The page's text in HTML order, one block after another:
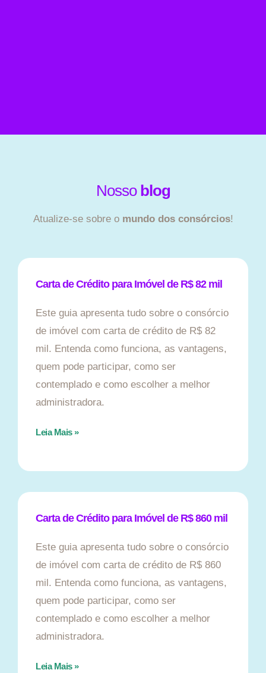
Nosso blog
Atualize-se sobre o mundo dos consórcios!
Carta de Crédito para Imóvel de R$ 82 mil
Este guia apresenta tudo sobre o consórcio
de imóvel com carta de crédito de R$ 82
mil. Entenda como funciona, as vantagens,
quem pode participar, como ser
contemplado e como escolher a melhor
administradora.
Leia Mais »
Carta de Crédito para Imóvel de R$ 860 mil
Este guia apresenta tudo sobre o consórcio
de imóvel com carta de crédito de R$ 860
mil. Entenda como funciona, as vantagens,
quem pode participar, como ser
contemplado e como escolher a melhor
administradora.
Leia Mais »